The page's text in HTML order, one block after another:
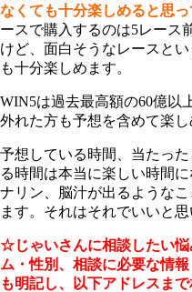
なくても十分楽しめると思
ースで購入するのは5レース
けど、面白そうなレースと
も十分楽しめます。
WIN5は過去最高額の60億以
外れた方も予想を含めて楽
予想している時間、当たっ
る時間は本当に楽しい時間
ナリン、脳汁が出るような
ます。それはそれでいいと思
☆じゃいさんに相談したい
ム・性別、相談に必要な情
も明記し、以下アドレスま